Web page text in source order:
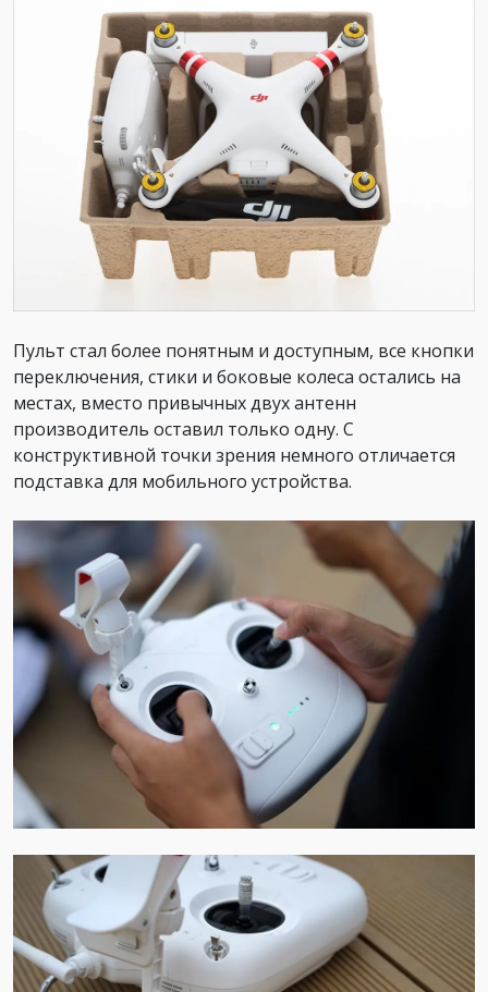
Пульт стал более понятным и доступным, все кнопки
переключения, стики и боковые колеса остались на
местах, вместо привычных двух антенн
производитель оставил только одну. С
конструктивной точки зрения немного отличается
подставка для мобильного устройства.